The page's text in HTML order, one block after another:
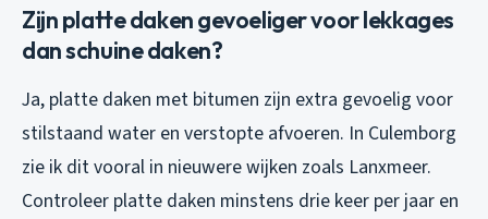
Zijn platte daken gevoeliger voor lekkages
dan schuine daken?
Ja, platte daken met bitumen zijn extra gevoelig voor
stilstaand water en verstopte afvoeren. In Culemborg
zie ik dit vooral in nieuwere wijken zoals Lanxmeer.
Controleer platte daken minstens drie keer per jaar en